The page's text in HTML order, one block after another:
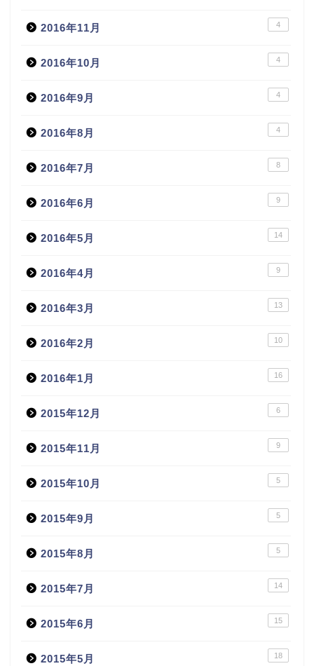
2016年11月 4
2016年10月 4
2016年9月 4
2016年8月 4
2016年7月 8
2016年6月 9
2016年5月 14
2016年4月 9
2016年3月 13
2016年2月 10
2016年1月 16
2015年12月 6
2015年11月 9
2015年10月 5
2015年9月 5
2015年8月 5
2015年7月 14
2015年6月 15
2015年5月 18